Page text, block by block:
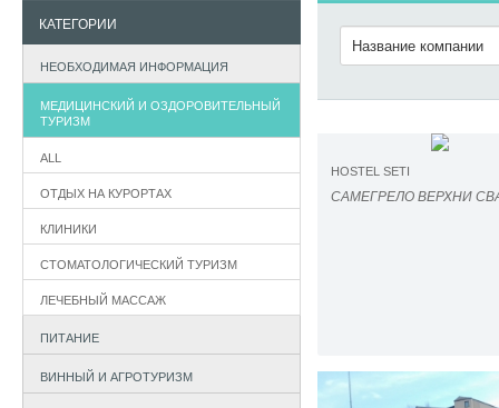
КАТЕГОРИИ
НЕОБХОДИМАЯ ИНФОРМАЦИЯ
МЕДИЦИНСКИЙ И ОЗДОРОВИТЕЛЬНЫЙ
ТУРИЗМ
ALL
ОТДЫХ НА КУРОРТАХ
КЛИНИКИ
СТОМАТОЛОГИЧЕСКИЙ ТУРИЗМ
ЛЕЧЕБНЫЙ МАССАЖ
ПИТАНИЕ
ВИННЫЙ И АГРОТУРИЗМ
HOSTEL SETI
САМЕГРЕЛО ВЕРХНИ